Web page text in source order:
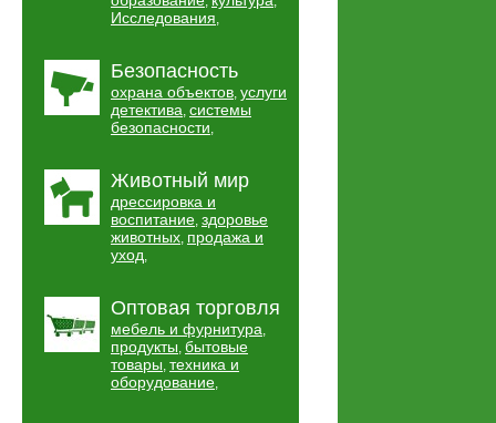
Исследования,
Безопасность
охрана объектов, услуги
детектива, системы
безопасности,
Животный мир
дрессировка и
воспитание, здоровье
животных, продажа и
уход,
Оптовая торговля
мебель и фурнитура,
продукты, бытовые
товары, техника и
оборудование,